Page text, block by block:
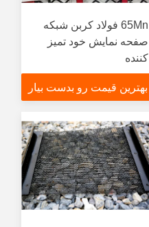
65Mn فولاد کربن شبکه
صفحه نمایش خود تمیز
کننده
بهترین قیمت رو بدست بیار